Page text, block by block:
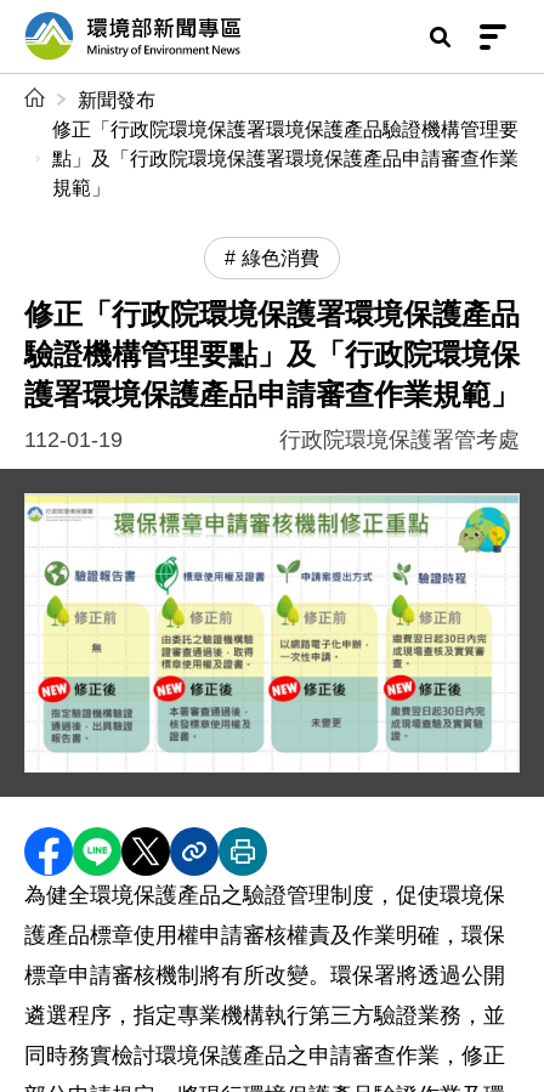
前往中央內容區塊
環境部新聞專區
新聞發布
修正「行政院環境保護署環境保護產品驗證機構管理要
點」及「行政院環境保護署環境保護產品申請審查作業
規範」
綠色消費
修正「行政院環境保護署環境保護產品
驗證機構管理要點」及「行政院環境保
護署環境保護產品申請審查作業規範」
112-01-19 行政院環境保護署管考處
1. 驗證報告書：修正前為無，修正後為指定驗證機構
2. 標章使用權及證書：修正前為由委託之驗證機構
3. 申請案提出方式：修正前為以網路電子化申辦，一
4. 驗證時程：修正前為繳費翌日起 30 日內完成現場
圖表上方標示行政院環境保護署機關名稱，並配有環
分享至 Facebook
分享到 LINE
分享到 X分享內容連結
列印本頁
為健全環境保護產品之驗證管理制度，促使環境保
護產品標章使用權申請審核權責及作業明確，環保
標章申請審核機制將有所改變。環保署將透過公開
遴選程序，指定專業機構執行第三方驗證業務，並
同時務實檢討環境保護產品之申請審查作業，修正